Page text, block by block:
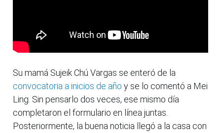
Su mamá Sujeik Chú Vargas se enteró de la
convocatoria a inicios de año y se lo comentó a Mei
Ling. Sin pensarlo dos veces, ese mismo día
completaron el formulario en línea juntas.
Posteriormente, la buena noticia llegó a la casa con